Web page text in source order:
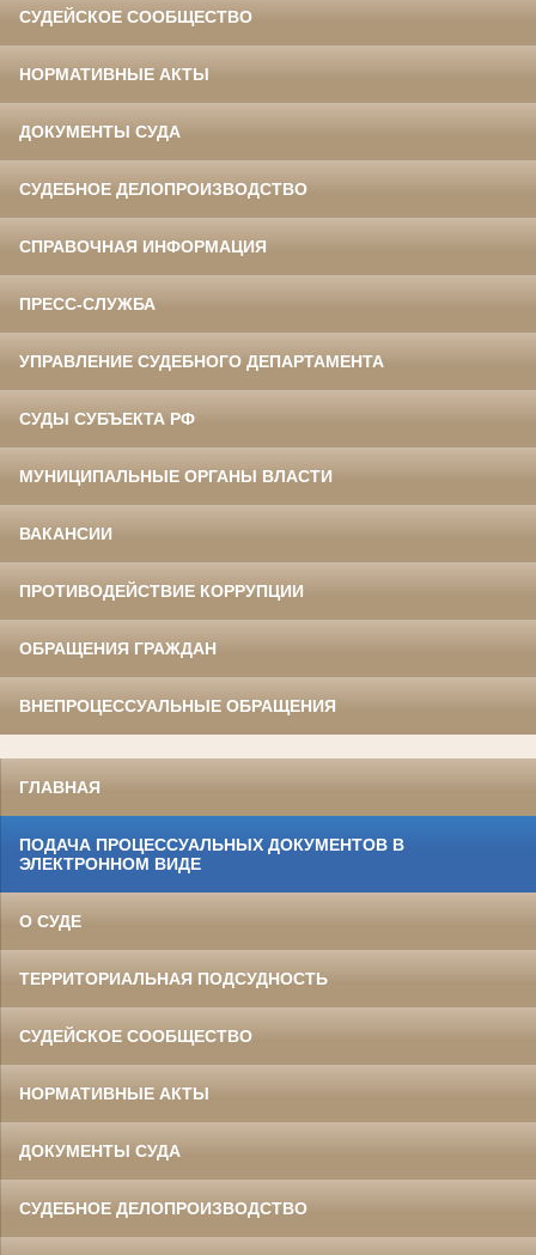
СУДЕЙСКОЕ СООБЩЕСТВО
НОРМАТИВНЫЕ АКТЫ
ДОКУМЕНТЫ СУДА
СУДЕБНОЕ ДЕЛОПРОИЗВОДСТВО
СПРАВОЧНАЯ ИНФОРМАЦИЯ
ПРЕСС-СЛУЖБА
УПРАВЛЕНИЕ СУДЕБНОГО ДЕПАРТАМЕНТА
СУДЫ СУБЪЕКТА РФ
МУНИЦИПАЛЬНЫЕ ОРГАНЫ ВЛАСТИ
ВАКАНСИИ
ПРОТИВОДЕЙСТВИЕ КОРРУПЦИИ
ОБРАЩЕНИЯ ГРАЖДАН
ВНЕПРОЦЕССУАЛЬНЫЕ ОБРАЩЕНИЯ
ГЛАВНАЯ
ПОДАЧА ПРОЦЕССУАЛЬНЫХ ДОКУМЕНТОВ В
ЭЛЕКТРОННОМ ВИДЕ
О СУДЕ
ТЕРРИТОРИАЛЬНАЯ ПОДСУДНОСТЬ
СУДЕЙСКОЕ СООБЩЕСТВО
НОРМАТИВНЫЕ АКТЫ
ДОКУМЕНТЫ СУДА
СУДЕБНОЕ ДЕЛОПРОИЗВОДСТВО